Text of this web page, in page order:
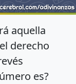
aquella
derecho
es?